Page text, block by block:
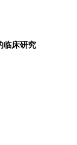
临床研究